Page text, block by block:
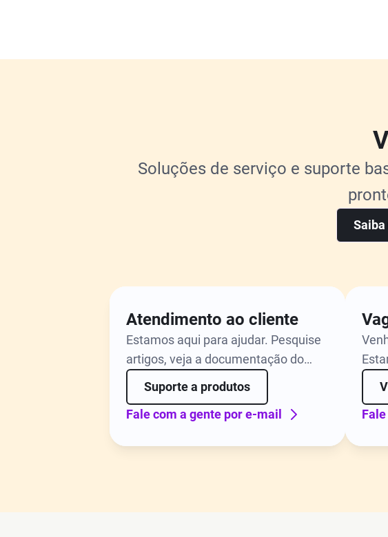
Soluções de serviço e suporte
Atendimento ao cliente
Estamos aqui para ajudar. Pesquise
artigos, veja a documentação do
produto ou solicite atendimento dos
nossos especialistas em produtos.
Suporte a produtos
Fale com a gente por e-mail
e